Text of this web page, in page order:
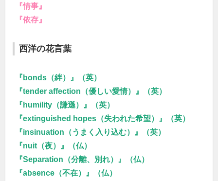
『情事』
『依存』
西洋の花言葉
『bonds（絆）』（英）
『tender affection（優しい愛情）』（英）
『humility（謙遜）』（英）
『extinguished hopes（失われた希望）』（英）
『insinuation（うまく入り込む）』（英）
『nuit（夜）』（仏）
『Separation（分離、別れ）』（仏）
『absence（不在）』（仏）